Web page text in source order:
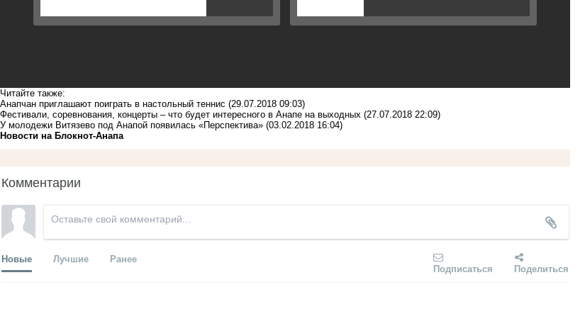
Читайте также:
Анапчан приглашают поиграть в настольный теннис (29.07.2018 09:03)
Фестивали, соревнования, концерты – что будет интересного в Анапе на выходных (27.07.2018 22:09)
У молодежи Витязево под Анапой появилась «Перспектива» (03.02.2018 16:04)
Новости на Блoкнoт-Анапа
Комментарии
Новые Лучшие Ранее
Подписаться Поделиться